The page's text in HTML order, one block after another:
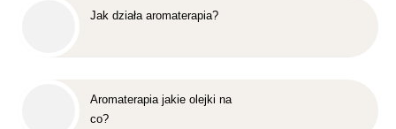
Jak działa aromaterapia?
Aromaterapia jakie olejki na
co?